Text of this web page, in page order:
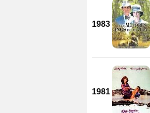
1983
1981